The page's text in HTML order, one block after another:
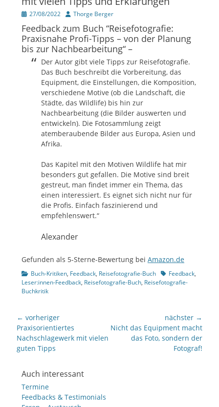
Veröffentlicht
27/08/2022 Author
Thorge Berger
Feedback zum Buch “Reisefotografie:
Praxisnahe Profi-Tipps – von der Planung
bis zur Nachbearbeitung“ –
Der Autor gibt viele Tipps zur Reisefotografie.
Das Buch beschreibt die Vorbereitung, das
Equipment, die Einstellungen, die Komposition,
verschiedene Motive (ob die Landschaft, die
Städte, das Wildlife) bis hin zur
Nachbearbeitung (die Bilder auswerten und
entwickeln). Die Fotosammlung zeigt
atemberaubende Bilder aus Europa, Asien und
Afrika.
Das Kapitel mit den Motiven Wildlife hat mir
besonders gut gefallen. Die Motive sind breit
gestreut, man findet immer ein Thema, das
einen interessiert. Es eignet sich nicht nur für
die Profis. Einfach faszinierend und
empfehlenswert.“
Alexander
Gefunden als 5-Sterne-Bewertung bei Amazon.de
Kategorien
Buch-Kritiken, Feedback, Reisefotografie-Buch TagsFeedback,
Leser:innen-Feedback, Reisefotografie-Buch, Reisefotografie-
Buchkritik
Beitragsnavigation
← vorheriger
Vorheriger
Beitrag:
Praxisorientiertes
Nachschlagewerk mit vielen
guten Tipps
nächster →
nächster
Beitrag:
Nicht das Equipment macht
das Foto, sondern der
Fotograf!
Auch interessant
Termine
Feedbacks & Testimonials